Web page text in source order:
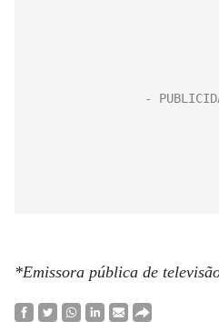
*Emissora pública de